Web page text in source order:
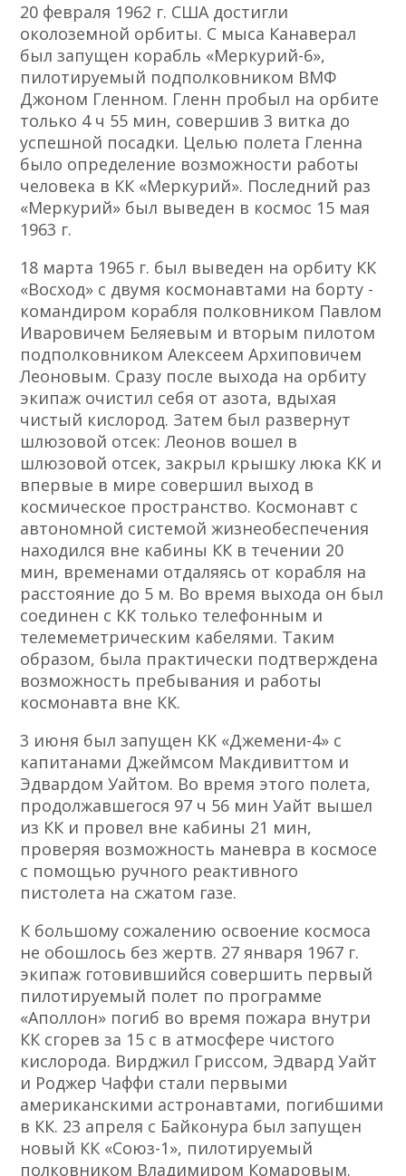
20 февраля 1962 г. США достигли
околоземной орбиты. С мыса Канаверал
был запущен корабль «Меркурий-6»,
пилотируемый подполковником ВМФ
Джоном Гленном. Гленн пробыл на орбите
только 4 ч 55 мин, совершив 3 витка до
успешной посадки. Целью полета Гленна
было определение возможности работы
человека в КК «Меркурий». Последний раз
«Меркурий» был выведен в космос 15 мая
1963 г.
18 марта 1965 г. был выведен на орбиту КК
«Восход» с двумя космонавтами на борту -
командиром корабля полковником Павлом
Иваровичем Беляевым и вторым пилотом
подполковником Алексеем Архиповичем
Леоновым. Сразу после выхода на орбиту
экипаж очистил себя от азота, вдыхая
чистый кислород. Затем был развернут
шлюзовой отсек: Леонов вошел в
шлюзовой отсек, закрыл крышку люка КК и
впервые в мире совершил выход в
космическое пространство. Космонавт с
автономной системой жизнеобеспечения
находился вне кабины КК в течении 20
мин, временами отдаляясь от корабля на
расстояние до 5 м. Во время выхода он был
соединен с КК только телефонным и
телемеметрическим кабелями. Таким
образом, была практически подтверждена
возможность пребывания и работы
космонавта вне КК.
3 июня был запущен КК «Джемени-4» с
капитанами Джеймсом Макдивиттом и
Эдвардом Уайтом. Во время этого полета,
продолжавшегося 97 ч 56 мин Уайт вышел
из КК и провел вне кабины 21 мин,
проверяя возможность маневра в космосе
с помощью ручного реактивного
пистолета на сжатом газе.
К большому сожалению освоение космоса
не обошлось без жертв. 27 января 1967 г.
экипаж готовившийся совершить первый
пилотируемый полет по программе
«Аполлон» погиб во время пожара внутри
КК сгорев за 15 с в атмосфере чистого
кислорода. Вирджил Гриссом, Эдвард Уайт
и Роджер Чаффи стали первыми
американскими астронавтами, погибшими
в КК. 23 апреля с Байконура был запущен
новый КК «Союз-1», пилотируемый
полковником Владимиром Комаровым.